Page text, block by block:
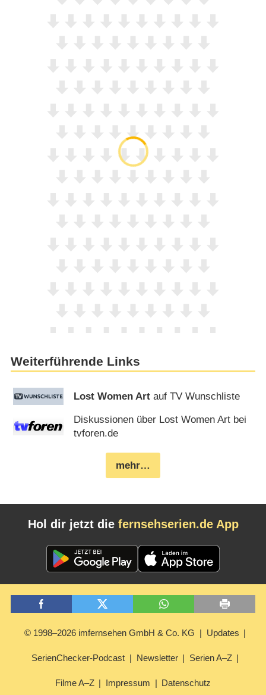
Weiterführende Links
Lost Women Art auf TV Wunschliste
Diskussionen über Lost Women Art bei
tvforen.de
mehr…
Hol dir jetzt die fernsehserien.de App
© 1998–2026 imfernsehen GmbH & Co. KG Updates
SerienChecker-Podcast Newsletter Serien A–Z
Filme A–Z Impressum Datenschutz